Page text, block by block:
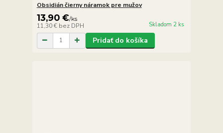
Obsidián čierny náramok pre mužov
13,90 €/ks
11,30 € bez DPH Skladom 2 ks
Pridať do košíka